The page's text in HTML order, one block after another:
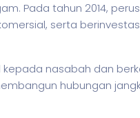
Pada tahun 2014,
serta
kepada nasabah dan
hubungan